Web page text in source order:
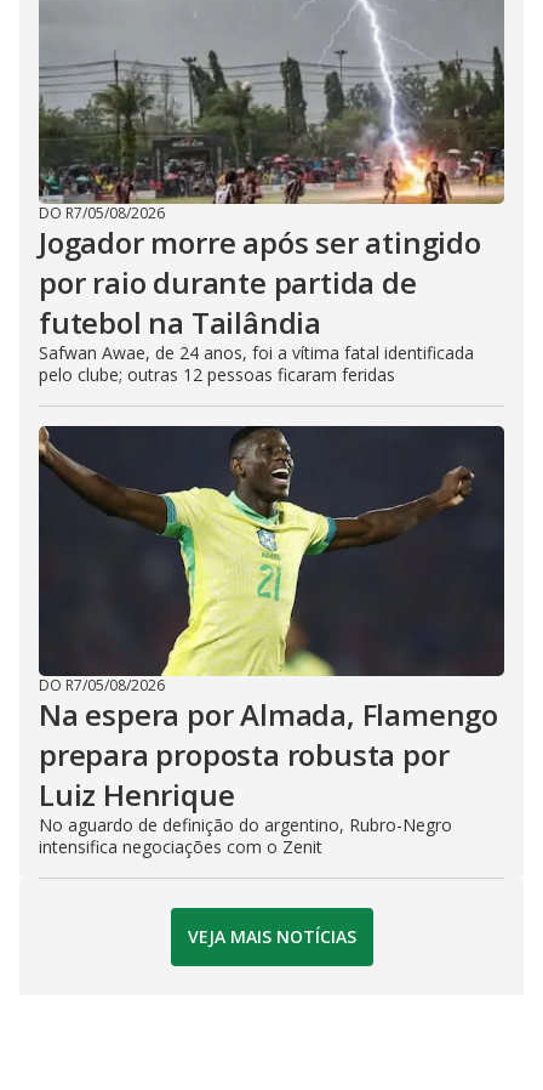
DO R7/05/08/2026
Jogador morre após ser atingido
por raio durante partida de
futebol na Tailândia
Safwan Awae, de 24 anos, foi a vítima fatal identificada
pelo clube; outras 12 pessoas ficaram feridas
DO R7/05/08/2026
Na espera por Almada, Flamengo
prepara proposta robusta por
Luiz Henrique
No aguardo de definição do argentino, Rubro-Negro
intensifica negociações com o Zenit
VEJA MAIS NOTÍCIAS